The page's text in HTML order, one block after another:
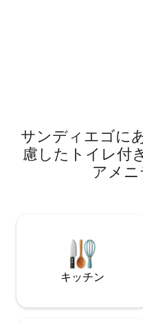
プレート、鍋とフライパ
ール、カトラリー、食器
コーヒー、お茶、砂糖、
調理油、��をご用意してい
せていただきますが、もし
の場合は、入室用の固有の
渡しします。 ゲストのための情報をまと
めたバインダーを用意して
手伝いをします。 ただし、ご自身でのご
サンディエゴに
慮したトイレ付
アメ
キッチン